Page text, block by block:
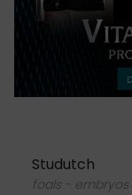
Studutch
foals - embryos